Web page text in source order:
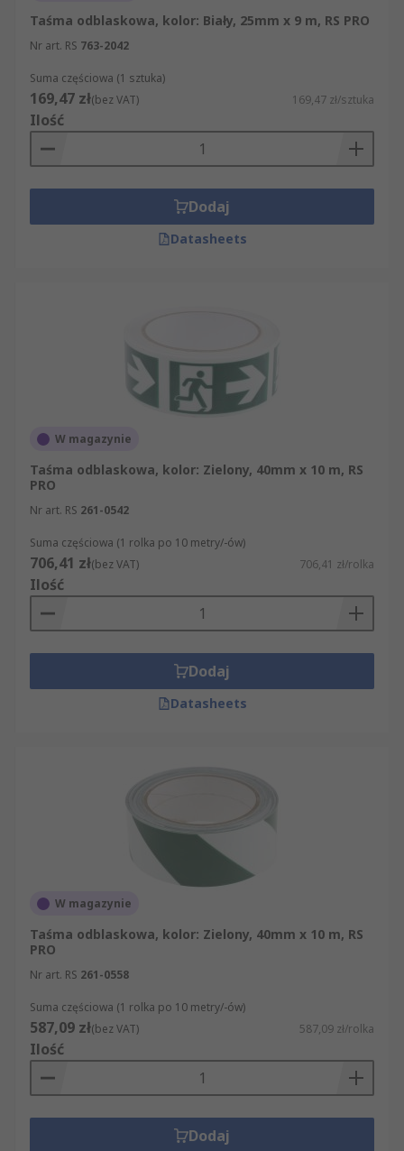
Taśma odblaskowa, kolor: Biały, 25mm x 9 m, RS PRO
Nr art. RS 763-2042
Suma częściowa (1 sztuka)
169,47 zł(bez VAT) 169,47 zł/sztuka
Ilość
Dodaj
Datasheets
W magazynie
Taśma odblaskowa, kolor: Zielony, 40mm x 10 m, RS
PRO
Nr art. RS 261-0542
Suma częściowa (1 rolka po 10 metry/-ów)
706,41 zł(bez VAT) 706,41 zł/rolka
Ilość
Dodaj
Datasheets
W magazynie
Taśma odblaskowa, kolor: Zielony, 40mm x 10 m, RS
PRO
Nr art. RS 261-0558
Suma częściowa (1 rolka po 10 metry/-ów)
587,09 zł(bez VAT) 587,09 zł/rolka
Ilość
Dodaj